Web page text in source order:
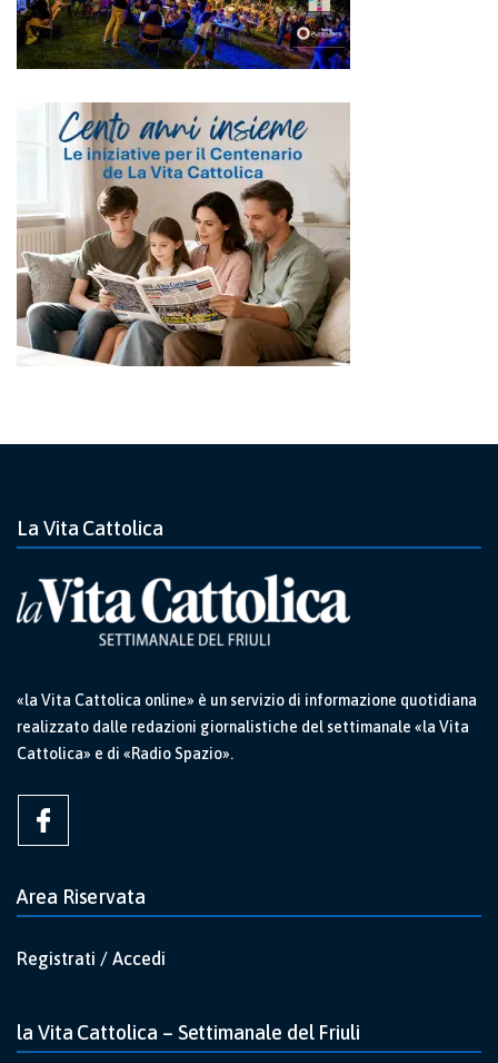
La Vita Cattolica
«la Vita Cattolica online» è un servizio di informazione quotidiana
realizzato dalle redazioni giornalistiche del settimanale «la Vita
Cattolica» e di «Radio Spazio».
Area Riservata
Registrati / Accedi
la Vita Cattolica – Settimanale del Friuli